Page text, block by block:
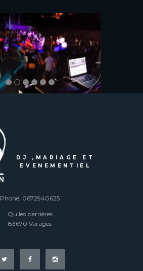
Qu les barrières
83670 Varages
DJ ,MARIAGE ET
EVENEMENTIEL
Phone: 0672940625